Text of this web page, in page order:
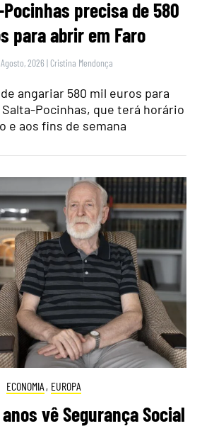
precisa de 580
para abrir em Faro
2026 | Cristina Mendonça
angariar 580 mil euros para
Pocinhas, que terá horário
e aos fins de semana
ECONOMIA , EUROPA
vê Segurança Social